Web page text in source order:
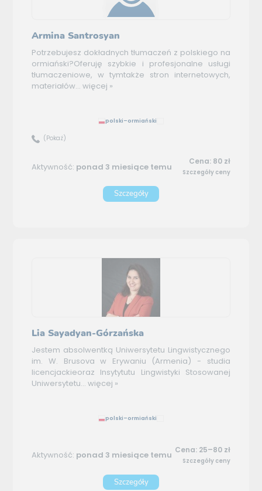
Armina Santrosyan
Potrzebujesz dokładnych tłumaczeń z polskiego na
ormiański?Oferuję szybkie i profesjonalne usługi
tłumaczeniowe, w tymtakże stron internetowych,
materiałów... więcej »
polski–ormiański
(Pokaż)
Aktywność: ponad 3 miesiące temu Cena: 80 zł
Szczegóły ceny
Szczegóły
Lia Sayadyan-Górzańska
Jestem absolwentką Uniwersytetu Lingwistycznego
im. W. Brusova w Erywaniu (Armenia) - studia
licencjackieoraz Insytytutu Lingwistyki Stosowanej
Uniwersytetu... więcej »
polski–ormiański
Aktywność: ponad 3 miesiące temu Cena: 25–80 zł
Szczegóły ceny
Szczegóły